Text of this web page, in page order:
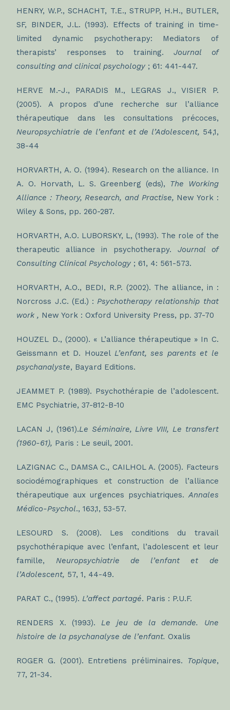
HENRY, W.P., SCHACHT, T.E., STRUPP, H.H., BUTLER,
SF, BINDER, J.L. (1993). Effects of training in time-
limited dynamic psychotherapy: Mediators of
therapists’ responses to training.Journal of
consulting and clinical psychology ; 61: 441-447.
HERVE M.-J., PARADIS M., LEGRAS J., VISIER P.
(2005). A propos d’une recherche sur l’alliance
thérapeutique dans les consultations précoces,
Neuropsychiatrie de l’enfant et de l’Adolescent, 54,1,
38-44
HORVARTH, A. O. (1994). Research on the alliance. In
A. O. Horvath, L. S. Greenberg (eds), The Working
Alliance : Theory, Research, and Practise, New York :
Wiley & Sons, pp. 260-287.
HORVARTH, A.O. LUBORSKY, L, (1993). The role of the
therapeutic alliance in psychotherapy. Journal of
Consulting Clinical Psychology ; 61, 4: 561-573.
HORVARTH, A.O., BEDI, R.P. (2002). The alliance, in :
Norcross J.C. (Ed.) :Psychotherapy relationship that
work , New York : Oxford University Press, pp. 37-70
HOUZEL D., (2000). « L’alliance thérapeutique » In C.
Geissmann et D. Houzel L’enfant, ses parents et le
psychanalyste, Bayard Editions.
JEAMMET P. (1989). Psychothérapie de l’adolescent.
EMC Psychiatrie, 37-812-B-10
LACAN J, (1961).Le Séminaire, Livre VIII, Le transfert
(1960-61), Paris : Le seuil, 2001.
LAZIGNAC C., DAMSA C., CAILHOL A. (2005). Facteurs
sociodémographiques et construction de l’alliance
thérapeutique aux urgences psychiatriques.Annales
Médico-Psychol., 163,1, 53-57.
LESOURD S. (2008). Les conditions du travail
psychothérapique avec l’enfant, l’adolescent et leur
famille, Neuropsychiatrie de l’enfant et de
l’Adolescent, 57, 1, 44-49.
PARAT C., (1995).L’affect partagé. Paris : P.U.F.
RENDERS X. (1993).Le jeu de la demande. Une
histoire de la psychanalyse de l’enfant. Oxalis
ROGER G. (2001). Entretiens préliminaires. Topique,
77, 21-34.